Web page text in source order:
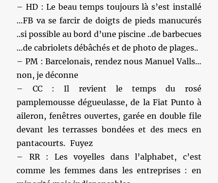
– HD : Le beau temps toujours là s’est installé
…FB va se farcir de doigts de pieds manucurés
..si possible au bord d’une piscine ..de barbecues
…de cabriolets débâchés et de photo de plages..
– PM : Barcelonais, rendez nous Manuel Valls…
non, je déconne
– CC : Il revient le temps du rosé
pamplemousse dégueulasse, de la Fiat Punto à
aileron, fenêtres ouvertes, garée en double file
devant les terrasses bondées et des mecs en
pantacourts. Fuyez
– RR : Les voyelles dans l’alphabet, c’est
comme les femmes dans les entreprises : en